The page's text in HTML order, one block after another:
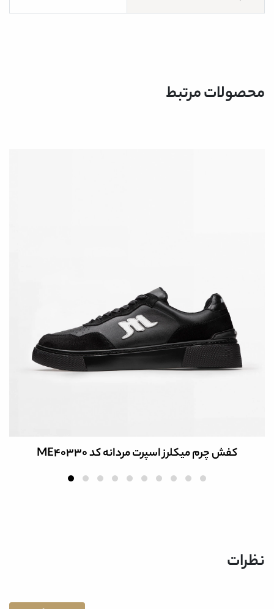
محصولات مرتبط
کفش چرم میکلرز اسپرت مردانه کد ME40330
نظرات